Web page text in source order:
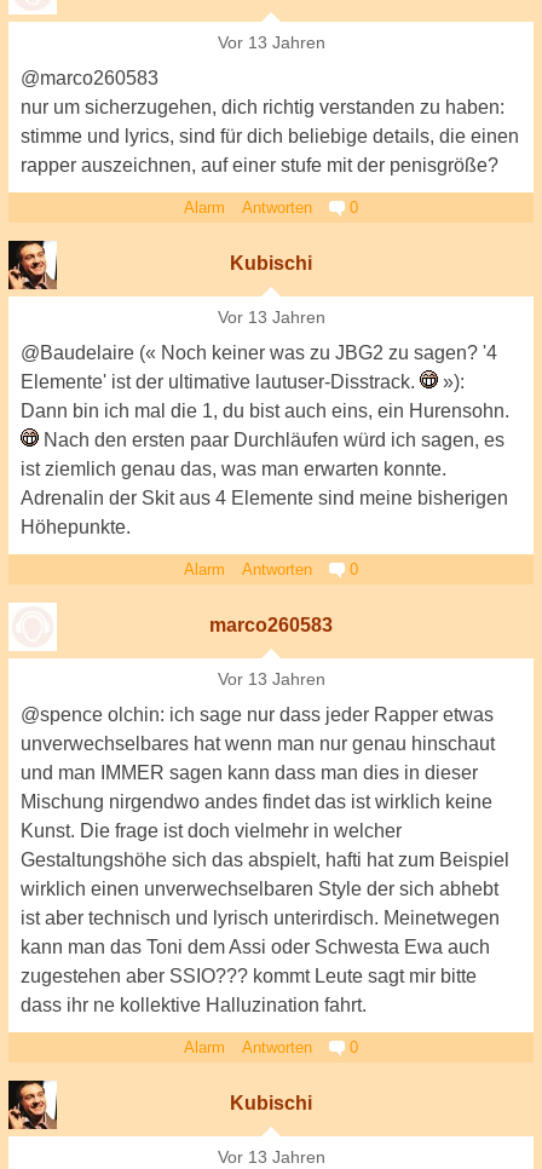
Vor 13 Jahren
@marco260583
nur um sicherzugehen, dich richtig verstanden zu haben:
stimme und lyrics, sind für dich beliebige details, die einen
rapper auszeichnen, auf einer stufe mit der penisgröße?
Alarm Antworten 0
Kubischi
Vor 13 Jahren
@Baudelaire (« Noch keiner was zu JBG2 zu sagen? '4
Elemente' ist der ultimative lautuser-Disstrack.
»):
Dann bin ich mal die 1, du bist auch eins, ein Hurensohn.
Nach den ersten paar Durchläufen würd ich sagen, es
ist ziemlich genau das, was man erwarten konnte.
Adrenalin der Skit aus 4 Elemente sind meine bisherigen
Höhepunkte.
Alarm Antworten 0
marco260583
Vor 13 Jahren
@spence olchin: ich sage nur dass jeder Rapper etwas
unverwechselbares hat wenn man nur genau hinschaut
und man IMMER sagen kann dass man dies in dieser
Mischung nirgendwo andes findet das ist wirklich keine
Kunst. Die frage ist doch vielmehr in welcher
Gestaltungshöhe sich das abspielt, hafti hat zum Beispiel
wirklich einen unverwechselbaren Style der sich abhebt
ist aber technisch und lyrisch unterirdisch. Meinetwegen
kann man das Toni dem Assi oder Schwesta Ewa auch
zugestehen aber SSIO??? kommt Leute sagt mir bitte
dass ihr ne kollektive Halluzination fahrt.
Alarm Antworten 0
Kubischi
Vor 13 Jahren